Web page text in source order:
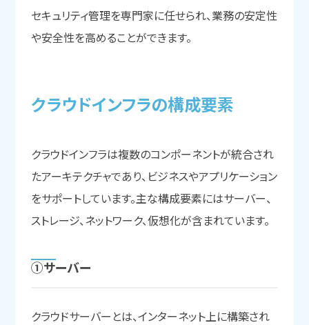
セキュリティ管理を専門家に任せられ、業務の安定性
や安全性を高めることができます。
クラウドインフラの構成要素
クラウドインフラは複数のコンポーネントが統合され
たアーキテクチャであり、ビジネスやアプリケーション
をサポートしています。主な構成要素にはサーバー、
ストレージ、ネットワーク、仮想化が含まれています。
①サーバー
クラウドサーバーとは、インターネット上に構築され